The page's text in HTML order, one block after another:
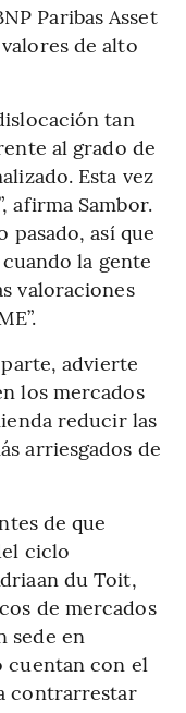
Paribas Asset
de alto
tan
al grado de
Esta vez
afirma Sambor.
pasado, así que
la gente
valoraciones
advierte
los mercados
reducir las
arriesgados de
de que
ciclo
du Toit,
de mercados
sede en
cuentan con el
contrarrestar